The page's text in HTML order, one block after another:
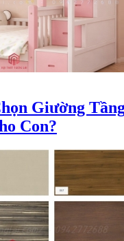
Giường
Con?